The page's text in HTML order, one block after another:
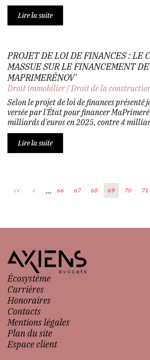
Lire la suite
PROJET DE LOI DE FINANCES : LE
MASSUE SUR LE FINANCEMENT DE
MAPRIMERÉNOV'
Droit immobilier/Droit de la
Selon le projet de loi de finances présenté
versée par l'État pour financer
milliards d'euros en 2025, contre 4
Lire la suite
<< < ... 66 67 68 69 70 71
Écosystème
Carrières
Honoraires
Contacts
Mentions légales
Plan du site
Espace client